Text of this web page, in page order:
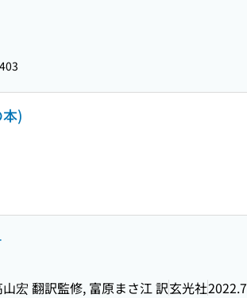
)
宏 翻訳監修, 富原まさ江 訳玄光社2022.7